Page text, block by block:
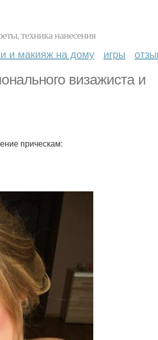
техника нанесения
и макияж на дому игры
визажиста и
прическам: